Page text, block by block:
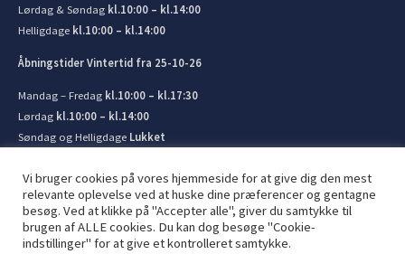
Lørdag & Søndag kl.10:00 – kl.14:00
Helligdage kl.10:00 – kl.14:00
Åbningstider Vintertid fra 25-10-26
Mandag – Fredag kl.10:00 – kl.17:30
Lørdag kl.10:00 – kl.14:00
Søndag og Helligdage Lukket
© 2026 Kronborg Marine og Bådudstyr. Lavet af JIT ApS
Vi bruger cookies på vores hjemmeside for at give dig den mest
relevante oplevelse ved at huske dine præferencer og gentagne
besøg. Ved at klikke på "Accepter alle", giver du samtykke til
brugen af ​​ALLE cookies. Du kan dog besøge "Cookie-
indstillinger" for at give et kontrolleret samtykke.